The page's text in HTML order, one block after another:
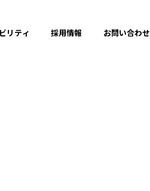
リティ 採用情報 お問い合わせ